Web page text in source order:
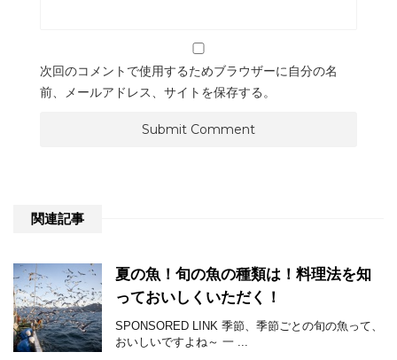
次回のコメントで使用するためブラウザーに自分の名
前、メールアドレス、サイトを保存する。
関連記事
夏の魚！旬の魚の種類は！料理法を知
っておいしくいただく！
SPONSORED LINK 季節、季節ごとの旬の魚って、
おいしいですよね～ 一 ...